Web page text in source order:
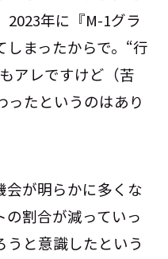
2023年に『M-1グラ
しまったからで。“行
アレですけど（苦
ったというのはあり
会が明らかに多くな
の割合が減っていっ
うと意識したという